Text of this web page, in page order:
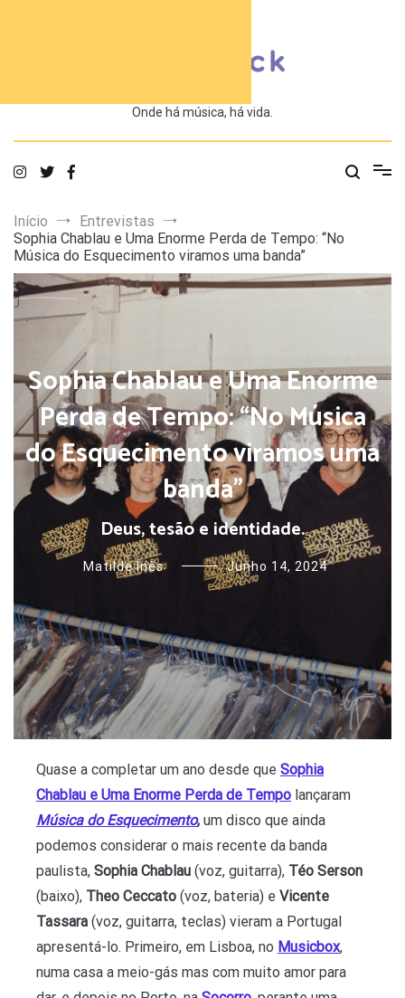
Onde há música, há vida.
Início
Entrevistas
Sophia Chablau e Uma Enorme Perda de Tempo: “No
Música do Esquecimento viramos uma banda”
Sophia Chablau e Uma Enorme
Perda de Tempo: “No Música
do Esquecimento viramos uma
banda”
Deus, tesão e identidade.
Matilde Inês Junho 14, 2024
Quase a completar um ano desde que Sophia
Chablau e Uma Enorme Perda de Tempo lançaram
Música do Esquecimento, um disco que ainda
podemos considerar o mais recente da banda
paulista, Sophia Chablau (voz, guitarra), Téo Serson
(baixo), Theo Ceccato (voz, bateria) e Vicente
Tassara (voz, guitarra, teclas) vieram a Portugal
apresentá-lo. Primeiro, em Lisboa, no Musicbox,
numa casa a meio-gás mas com muito amor para